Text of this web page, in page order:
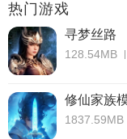
热门游戏
寻梦丝路
128.54MB
修仙家族
1837.59MB